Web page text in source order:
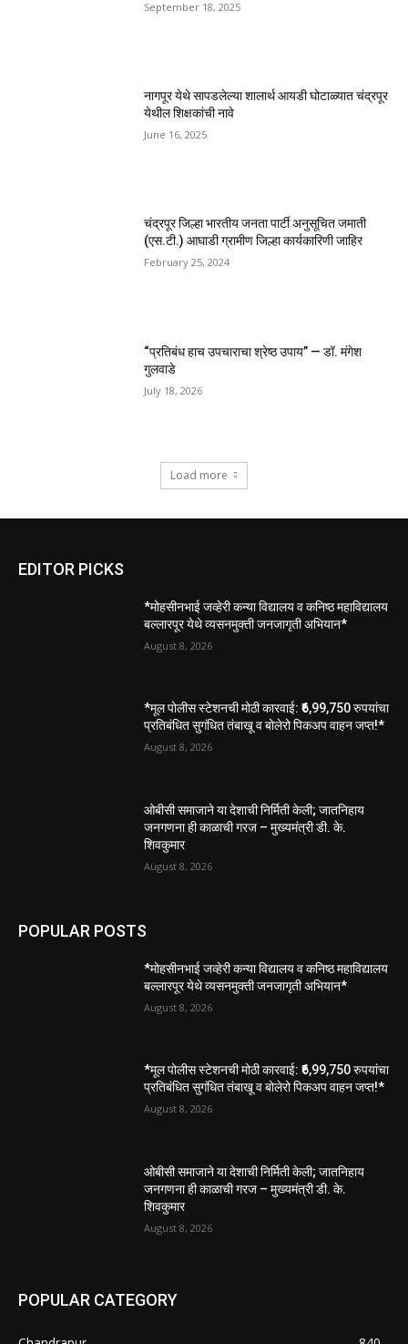
September 18, 2025
नागपूर येथे सापडलेल्या शालार्थ आयडी घोटाळ्यात चंद्रपूर
येथील शिक्षकांची नावे
June 16, 2025
चंद्रपूर जिल्हा भारतीय जनता पार्टी अनुसूचित जमाती
(एस.टी.) आघाडी ग्रामीण जिल्हा कार्यकारिणी जाहिर
February 25, 2024
“प्रतिबंध हाच उपचाराचा श्रेष्ठ उपाय” — डॉ. मंगेश
गुलवाडे
July 18, 2026
Load more
EDITOR PICKS
*मोहसीनभाई जव्हेरी कन्या विद्यालय व कनिष्ठ महाविद्यालय
बल्लारपूर येथे व्यसनमुक्ती जनजागृती अभियान*
August 8, 2026
*मूल पोलीस स्टेशनची मोठी कारवाई: ₹6,99,750 रुपयांचा
प्रतिबंधित सुगंधित तंबाखू व बोलेरो पिकअप वाहन जप्त!*
August 8, 2026
ओबीसी समाजाने या देशाची निर्मिती केली; जातनिहाय
जनगणना ही काळाची गरज – मुख्यमंत्री डी. के.
शिवकुमार
August 8, 2026
POPULAR POSTS
*मोहसीनभाई जव्हेरी कन्या विद्यालय व कनिष्ठ महाविद्यालय
बल्लारपूर येथे व्यसनमुक्ती जनजागृती अभियान*
August 8, 2026
*मूल पोलीस स्टेशनची मोठी कारवाई: ₹6,99,750 रुपयांचा
प्रतिबंधित सुगंधित तंबाखू व बोलेरो पिकअप वाहन जप्त!*
August 8, 2026
ओबीसी समाजाने या देशाची निर्मिती केली; जातनिहाय
जनगणना ही काळाची गरज – मुख्यमंत्री डी. के.
शिवकुमार
August 8, 2026
POPULAR CATEGORY